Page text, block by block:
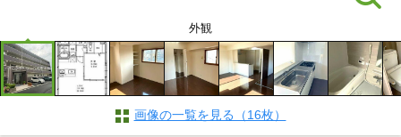
外観
画像の一覧を見る（16枚）